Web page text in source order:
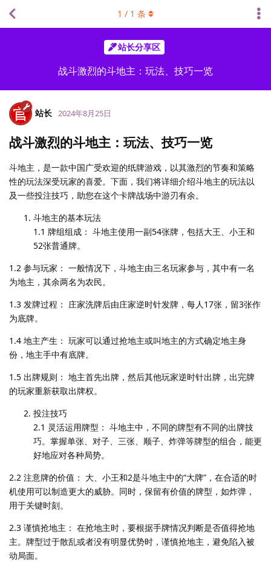
站长分享区
战斗激烈的斗地主：玩法、技巧一览
1 / 1 条
站长 2024年8月25日
战斗激烈的斗地主：玩法、技巧一览
斗地主，是一款中国广受欢迎的纸牌游戏，以其激烈的节奏和策略
性的玩法深受玩家的喜爱。下面，我们将详细介绍斗地主的玩法以
及一些投注技巧，助您在这个卡牌战场中游刃有余。
斗地主的基本玩法
1.1 牌组组成： 斗地主使用一副54张牌，包括大王、小王和
52张普通牌。
1.2 参与玩家： 一般情况下，斗地主由三名玩家参与，其中有一名
为地主，其余两名为农民。
1.3 发牌过程： 庄家洗牌后由庄家逆时针发牌，每人17张，留3张作
为底牌。
1.4 地主产生： 玩家可以通过抢地主或叫地主的方式确定地主身
份，地主手中有底牌。
1.5 出牌规则： 地主首先出牌，然后其他玩家逆时针出牌，出完牌
的玩家重新获取出牌权。
投注技巧
2.1 灵活运用牌型： 斗地主中，不同的牌型有不同的出牌技
巧。掌握单张、对子、三张、顺子、炸弹等牌型的组合，能更
好地应对各种局势。
2.2 注意牌的价值： 大、小王和2是斗地主中的“大牌”，在合适的时
机使用可以制造更大的威胁。同时，保留有价值的牌型，如炸弹，
用于关键时刻。
2.3 谨慎抢地主： 在抢地主时，要根据手牌情况判断是否值得抢地
主。牌型过于散乱或者没有明显优势时，谨慎抢地主，避免陷入被
动局面。